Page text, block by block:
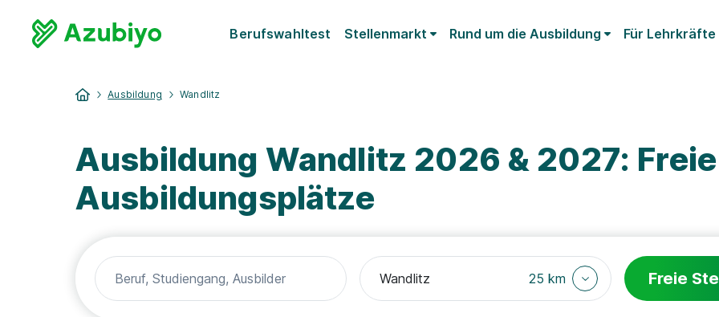
Berufswahltest Stellenmarkt Rund um die Ausbildung Für Lehrkräfte
Ausbildung Wandlitz
Ausbildung Wandlitz 2026 & 2027: Freie
Ausbildungsplätze
25 km Freie